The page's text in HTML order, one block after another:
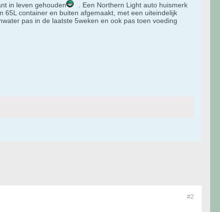
in leven gehouden
​. Een Northern Light auto huismerk
container en buiten afgemaakt, met een uiteindelijk
pas in de laatste 5weken en ook pas toen voeding
#2